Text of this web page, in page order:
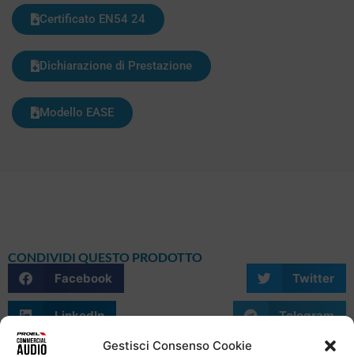
Gestisci Consenso Cookie
Certificato EN54 24
Dichiarazione di Prestazione
Modello EASE
CONDIVIDI QUESTO PRODOTTO
Facebook
Twitter
LinkedIn Telegram
WhatsApp Email Skype